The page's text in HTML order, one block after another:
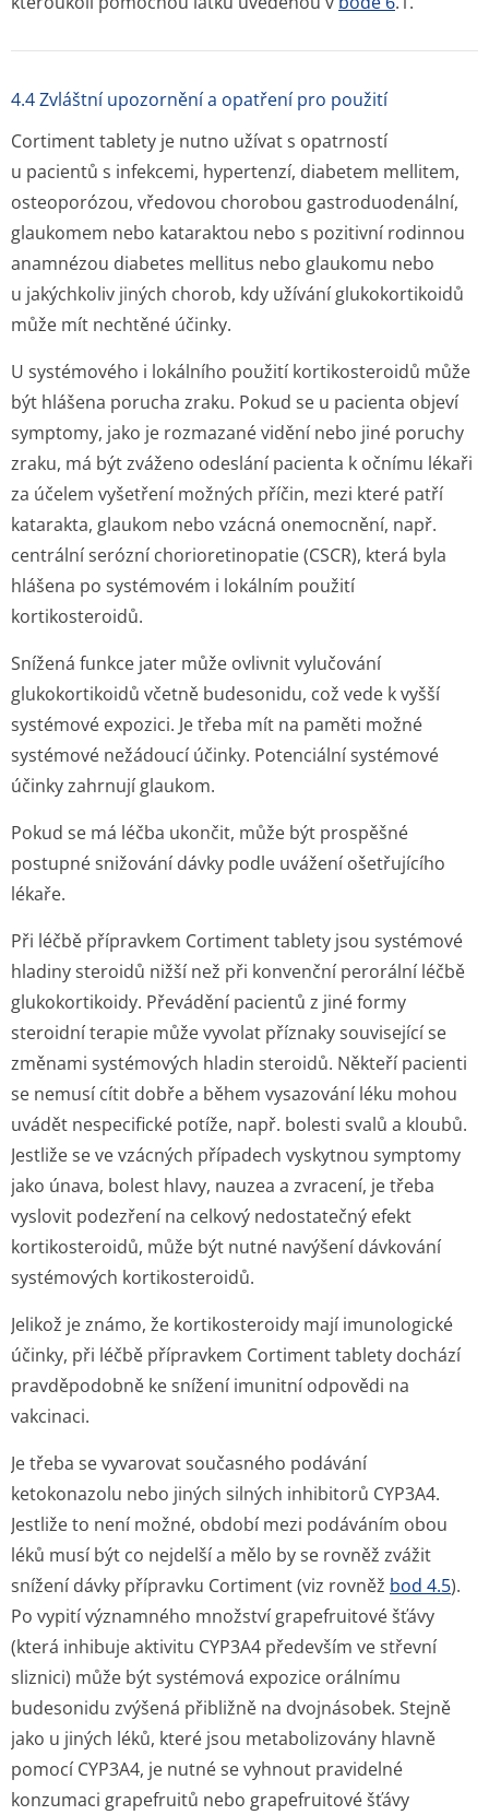
4.4 Zvláštní upozornění a opatření pro použití
Cortiment tablety je nutno užívat s opatrností
u pacientů s infekcemi, hypertenzí, diabetem mellitem,
osteoporózou, vředovou chorobou gastroduodenální,
glaukomem nebo kataraktou nebo s pozitivní rodinnou
anamnézou diabetes mellitus nebo glaukomu nebo
u jakýchkoliv jiných chorob, kdy užívání glukokortikoidů
může mít nechtěné účinky.
U systémového i lokálního použití kortikosteroidů může
být hlášena porucha zraku. Pokud se u pacienta objeví
symptomy, jako je rozmazané vidění nebo jiné poruchy
zraku, má být zváženo odeslání pacienta k očnímu lékaři
za účelem vyšetření možných příčin, mezi které patří
katarakta, glaukom nebo vzácná onemocnění, např.
centrální serózní chorioretinopatie (CSCR), která byla
hlášena po systémovém i lokálním použití
kortikosteroidů.
Snížená funkce jater může ovlivnit vylučování
glukokortikoidů včetně budesonidu, což vede k vyšší
systémové expozici. Je třeba mít na paměti možné
systémové nežádoucí účinky. Potenciální systémové
účinky zahrnují glaukom.
Pokud se má léčba ukončit, může být prospěšné
postupné snižování dávky podle uvážení ošetřujícího
lékaře.
Při léčbě přípravkem Cortiment tablety jsou systémové
hladiny steroidů nižší než při konvenční perorální léčbě
glukokortikoidy. Převádění pacientů z jiné formy
steroidní terapie může vyvolat příznaky související se
změnami systémových hladin steroidů. Někteří pacienti
se nemusí cítit dobře a během vysazování léku mohou
uvádět nespecifické potíže, např. bolesti svalů a kloubů.
Jestliže se ve vzácných případech vyskytnou symptomy
jako únava, bolest hlavy, nauzea a zvracení, je třeba
vyslovit podezření na celkový nedostatečný efekt
kortikosteroidů, může být nutné navýšení dávkování
systémových kortikosteroidů.
Jelikož je známo, že kortikosteroidy mají imunologické
účinky, při léčbě přípravkem Cortiment tablety dochází
pravděpodobně ke snížení imunitní odpovědi na
vakcinaci.
Je třeba se vyvarovat současného podávání
ketokonazolu nebo jiných silných inhibitorů CYP3A4.
Jestliže to není možné, období mezi podáváním obou
léků musí být co nejdelší a mělo by se rovněž zvážit
snížení dávky přípravku Cortiment (viz rovněž bod 4.5).
Po vypití významného množství grapefruitové šťávy
(která inhibuje aktivitu CYP3A4 především ve střevní
sliznici) může být systémová expozice orálnímu
budesonidu zvýšená přibližně na dvojnásobek. Stejně
jako u jiných léků, které jsou metabolizovány hlavně
pomocí CYP3A4, je nutné se vyhnout pravidelné
konzumaci grapefruitů nebo grapefruitové šťávy